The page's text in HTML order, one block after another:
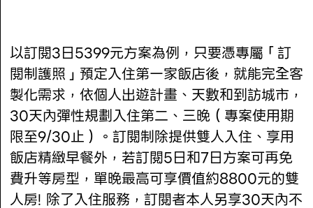
以訂閱3日5399元方案為例，只要憑專屬「訂
閱制護照」預定入住第一家飯店後，就能完全客
製化需求，依個人出遊計畫、天數和到訪城市，
30天內彈性規劃入住第二、三晚（專案使用期
限至9/30止）。訂閱制除提供雙人入住、享用
飯店精緻早餐外，若訂閱5日和7日方案可再免
費升等房型，單晚最高可享價值約8800元的雙
人房! 除了入住服務，訂閱者本人另享30天內不